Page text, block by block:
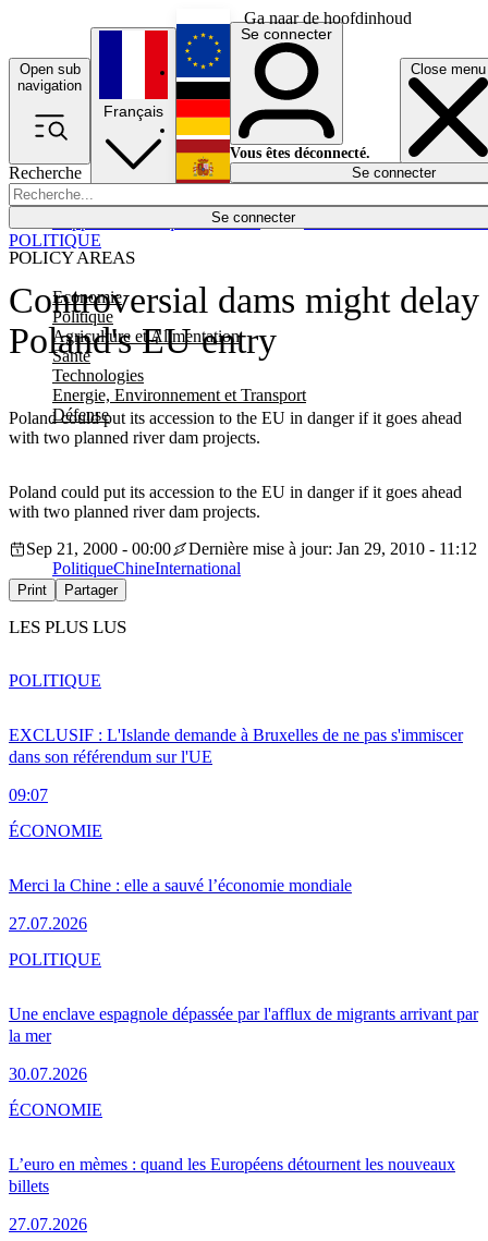
Ga naar de hoofdinhoud
Open sub
navigation
Close menu
Recherche
Se connecter
POLICY AREAS
Economie
Politique
Agriculture et Alimentation
Santé
Technologies
Energie, Environnement et Transport
Défense
Économie
Français
English
Deutsch
Español
Se connecter
Vous êtes déconnecté.
Se connecter
Controversial dams might delay
Poland's EU entry
Poland could put its accession to the EU in danger if it goes ahead
with two planned river dam projects.
POLITIQUE
Poland could put its accession to the EU in danger if it goes ahead
with two planned river dam projects.
Sep 21, 2000 - 00:00
Dernière mise à jour: Jan 29, 2010 - 11:12
PolitiqueChineInternational
Print Partager
LES PLUS LUS
EXCLUSIF : L'Islande demande à Bruxelles de ne pas s'immiscer
dans son référendum sur l'UE
09:07
POLITIQUE
Merci la Chine : elle a sauvé l’économie mondiale
27.07.2026
ÉCONOMIE
Une enclave espagnole dépassée par l'afflux de migrants arrivant par
la mer
30.07.2026
POLITIQUE
L’euro en mèmes : quand les Européens détournent les nouveaux
billets
27.07.2026
ÉCONOMIE